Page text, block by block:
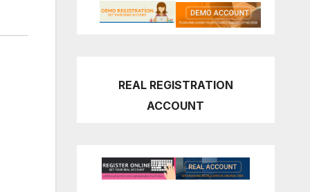
REAL REGISTRATION
ACCOUNT